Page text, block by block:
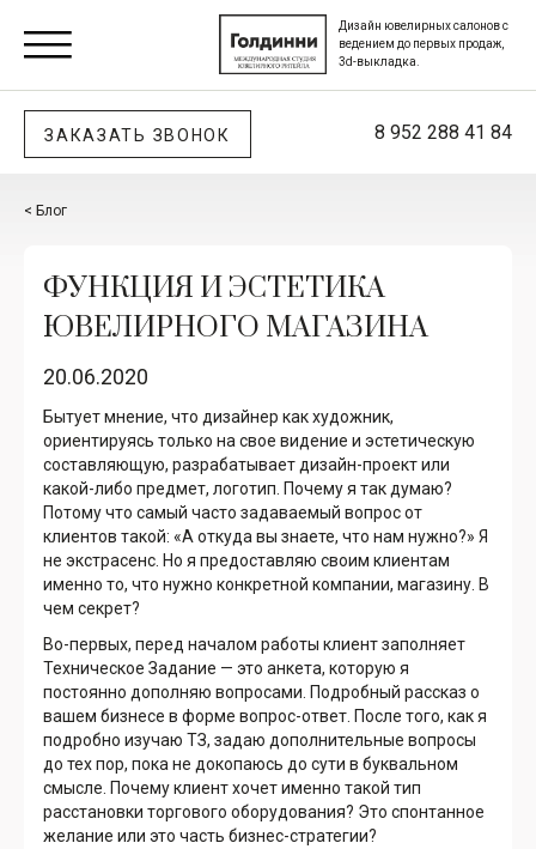
Дизайн ювелирных салонов с
ведением до первых продаж,
3d-выкладка.
ЗАКАЗАТЬ ЗВОНОК 8 952 288 41 84
Блог
ФУНКЦИЯ И ЭСТЕТИКА
ЮВЕЛИРНОГО МАГАЗИНА
20.06.2020
Бытует мнение, что дизайнер как художник,
ориентируясь только на свое видение и эстетическую
составляющую, разрабатывает дизайн-проект или
какой-либо предмет, логотип. Почему я так думаю?
Потому что самый часто задаваемый вопрос от
клиентов такой: «А откуда вы знаете, что нам нужно?» Я
не экстрасенс. Но я предоставляю своим клиентам
именно то, что нужно конкретной компании, магазину. В
чем секрет?
Во-первых, перед началом работы клиент заполняет
Техническое Задание — это анкета, которую я
постоянно дополняю вопросами. Подробный рассказ о
вашем бизнесе в форме вопрос-ответ. После того, как я
подробно изучаю ТЗ, задаю дополнительные вопросы
до тех пор, пока не докопаюсь до сути в буквальном
смысле. Почему клиент хочет именно такой тип
расстановки торгового оборудования? Это спонтанное
желание или это часть бизнес-стратегии?